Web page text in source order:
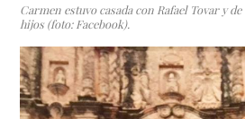
Carmen estuvo casada con Rafael Tovar y
hijos (foto: Facebook).